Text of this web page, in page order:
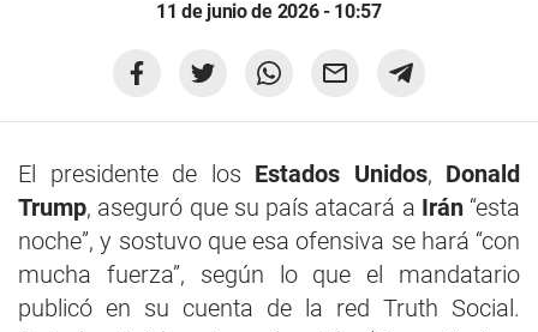
11 de junio de 2026 - 10:57
El presidente de los Estados Unidos, Donald
Trump, aseguró que su país atacará a Irán“esta
noche”, y sostuvo que esa ofensiva se hará “con
mucha fuerza”, según lo que el mandatario
publicó en su cuenta de la red Truth Social.